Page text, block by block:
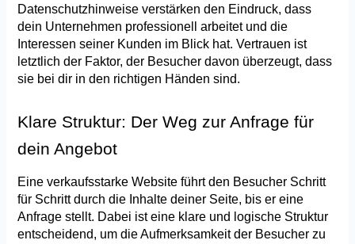
Datenschutzhinweise verstärken den Eindruck, dass
dein Unternehmen professionell arbeitet und die
Interessen seiner Kunden im Blick hat. Vertrauen ist
letztlich der Faktor, der Besucher davon überzeugt, dass
sie bei dir in den richtigen Händen sind.
Klare Struktur: Der Weg zur Anfrage für
dein Angebot
Eine verkaufsstarke Website führt den Besucher Schritt
für Schritt durch die Inhalte deiner Seite, bis er eine
Anfrage stellt. Dabei ist eine klare und logische Struktur
entscheidend, um die Aufmerksamkeit der Besucher zu